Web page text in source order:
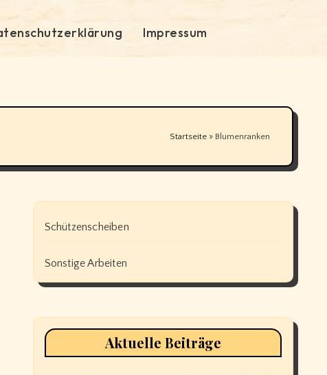
Impressum
Startseite » Blumenranken
Schützenscheiben
Sonstige Arbeiten
Aktuelle Beiträge